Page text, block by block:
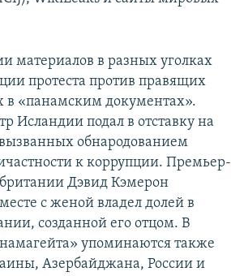
материалов в разных уголках
протеста против правящих
в «панамским документах».
Исландии подал в отставку на
обнародованием
к коррупции. Премьер-
Дэвид Кэмерон
с женой владел долей в
созданной его отцом. В
упоминаются также
Азербайджана, России и